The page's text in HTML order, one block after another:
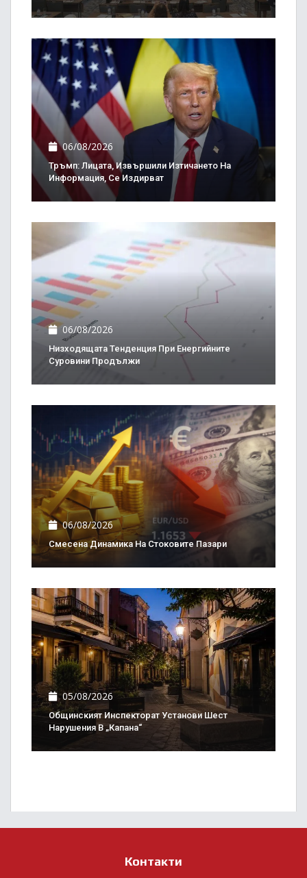
06/08/2026
Тръмп: Лицата, Извършили Изтичането На
Информация, Се Издирват
06/08/2026
Низходящата Тенденция При Енергийните
Суровини Продължи
06/08/2026
Смесена Динамика На Стоковите Пазари
05/08/2026
Общинският Инспекторат Установи Шест
Нарушения В „Капана“
Контакти